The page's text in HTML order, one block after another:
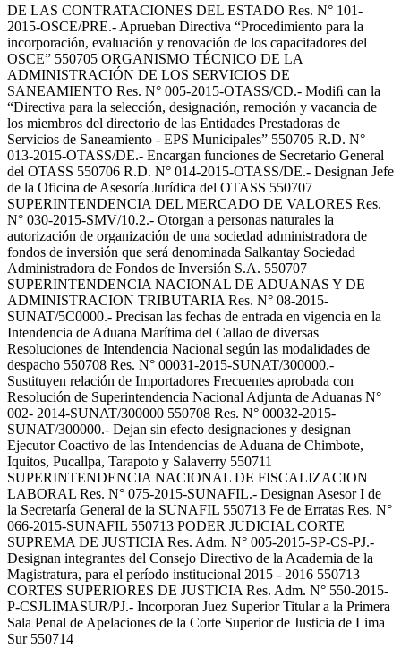
DE LAS CONTRATACIONES DEL ESTADO Res. N° 101-
2015-OSCE/PRE.- Aprueban Directiva “Procedimiento para la
incorporación, evaluación y renovación de los capacitadores del
OSCE” 550705 ORGANISMO TÉCNICO DE LA
ADMINISTRACIÓN DE LOS SERVICIOS DE
SANEAMIENTO Res. N° 005-2015-OTASS/CD.- Modiﬁ can la
“Directiva para la selección, designación, remoción y vacancia de
los miembros del directorio de las Entidades Prestadoras de
Servicios de Saneamiento - EPS Municipales” 550705 R.D. N°
013-2015-OTASS/DE.- Encargan funciones de Secretario General
del OTASS 550706 R.D. N° 014-2015-OTASS/DE.- Designan Jefe
de la Oficina de Asesoría Jurídica del OTASS 550707
SUPERINTENDENCIA DEL MERCADO DE VALORES Res.
N° 030-2015-SMV/10.2.- Otorgan a personas naturales la
autorización de organización de una sociedad administradora de
fondos de inversión que será denominada Salkantay Sociedad
Administradora de Fondos de Inversión S.A. 550707
SUPERINTENDENCIA NACIONAL DE ADUANAS Y DE
ADMINISTRACION TRIBUTARIA Res. N° 08-2015-
SUNAT/5C0000.- Precisan las fechas de entrada en vigencia en la
Intendencia de Aduana Marítima del Callao de diversas
Resoluciones de Intendencia Nacional según las modalidades de
despacho 550708 Res. N° 00031-2015-SUNAT/300000.-
Sustituyen relación de Importadores Frecuentes aprobada con
Resolución de Superintendencia Nacional Adjunta de Aduanas N°
002- 2014-SUNAT/300000 550708 Res. N° 00032-2015-
SUNAT/300000.- Dejan sin efecto designaciones y designan
Ejecutor Coactivo de las Intendencias de Aduana de Chimbote,
Iquitos, Pucallpa, Tarapoto y Salaverry 550711
SUPERINTENDENCIA NACIONAL DE FISCALIZACION
LABORAL Res. N° 075-2015-SUNAFIL.- Designan Asesor I de
la Secretaría General de la SUNAFIL 550713 Fe de Erratas Res. N°
066-2015-SUNAFIL 550713 PODER JUDICIAL CORTE
SUPREMA DE JUSTICIA Res. Adm. N° 005-2015-SP-CS-PJ.-
Designan integrantes del Consejo Directivo de la Academia de la
Magistratura, para el período institucional 2015 - 2016 550713
CORTES SUPERIORES DE JUSTICIA Res. Adm. N° 550-2015-
P-CSJLIMASUR/PJ.- Incorporan Juez Superior Titular a la Primera
Sala Penal de Apelaciones de la Corte Superior de Justicia de Lima
Sur 550714